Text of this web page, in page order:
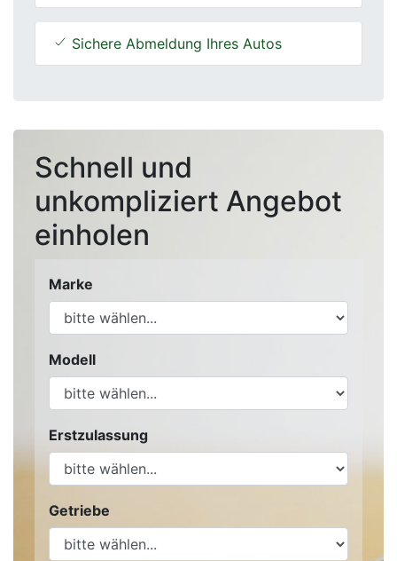
Sichere Abmeldung Ihres Autos
Schnell und
unkompliziert Angebot
einholen
Marke
Modell
Erstzulassung
Getriebe